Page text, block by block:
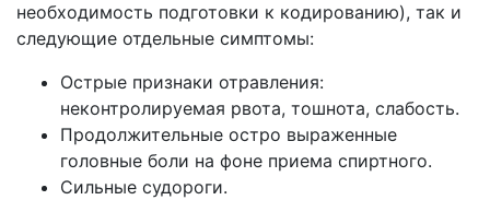
необходимость подготовки к кодированию), так и
следующие отдельные симптомы:
Острые признаки отравления:
неконтролируемая рвота, тошнота, слабость.
Продолжительные остро выраженные
головные боли на фоне приема спиртного.
Сильные судороги.